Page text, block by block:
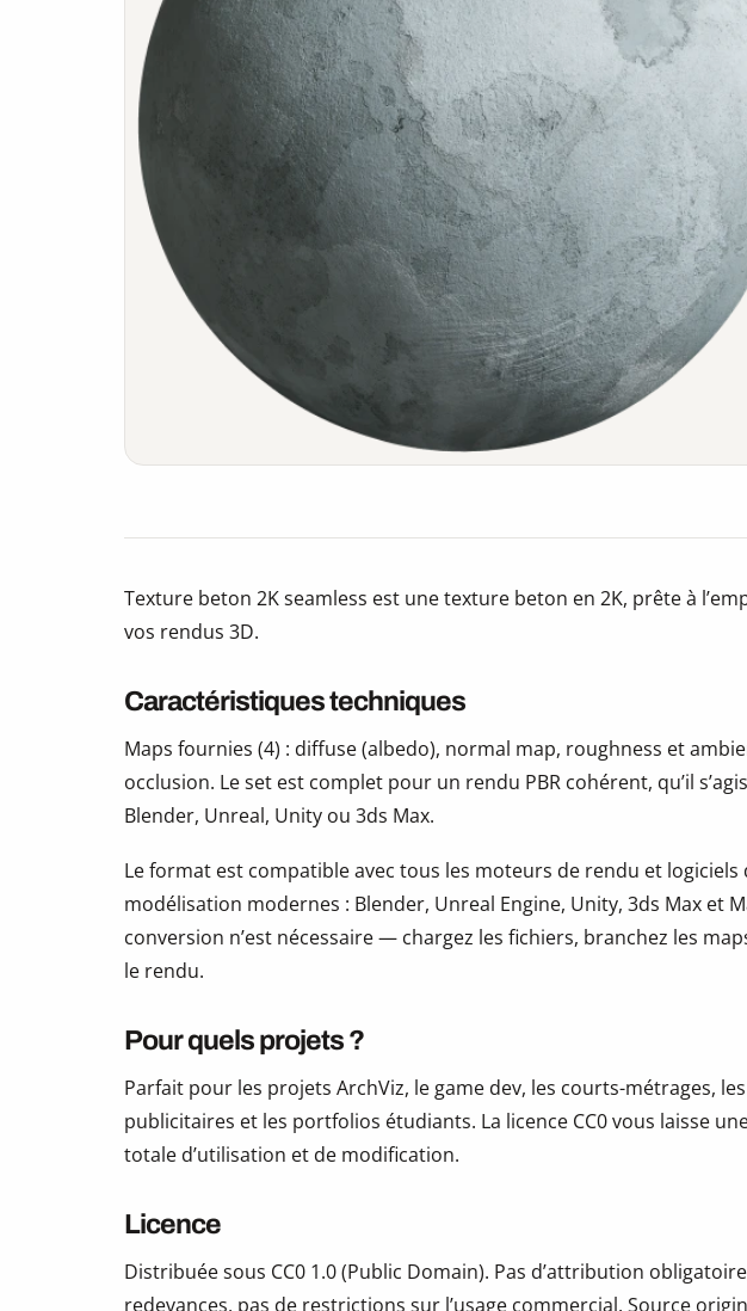
Texture beton 2K seamless est une texture beton en 2K, prête à
vos rendus 3D.
Caractéristiques techniques
Maps fournies (4) : diffuse (albedo), normal map, roughness et
occlusion. Le set est complet pour un rendu PBR cohérent, qu’il
Blender, Unreal, Unity ou 3ds Max.
Le format est compatible avec tous les moteurs de rendu et logiciels
modélisation modernes : Blender, Unreal Engine, Unity, 3ds Max et
conversion n’est nécessaire — chargez les fichiers, branchez les
le rendu.
Pour quels projets ?
Parfait pour les projets ArchViz, le game dev, les courts-métrages,
publicitaires et les portfolios étudiants. La licence CC0 vous laisse
totale d’utilisation et de modification.
Licence
Distribuée sous CC0 1.0 (Public Domain). Pas d’attribution
redevances, pas de restrictions sur l’usage commercial. Source